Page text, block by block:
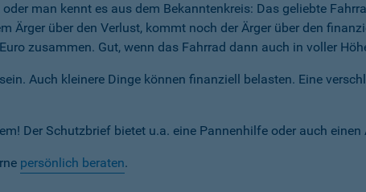
man kennt es aus dem Bekanntenkreis: Das geliebte
Ärger über den Verlust, kommt noch der Ärger über den
zusammen. Gut, wenn das Fahrrad dann auch in voller
Auch kleinere Dinge können finanziell belasten. Eine
Der Schutzbrief bietet u.a. eine Pannenhilfe oder auch einen
persönlich beraten.